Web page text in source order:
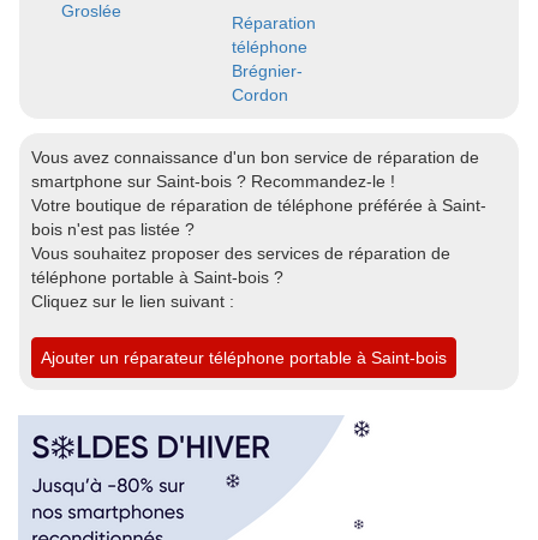
Groslée
Réparation
téléphone
Brégnier-
Cordon
Vous avez connaissance d'un bon service de réparation de
smartphone sur Saint-bois ? Recommandez-le !
Votre boutique de réparation de téléphone préférée à Saint-
bois n'est pas listée ?
Vous souhaitez proposer des services de réparation de
téléphone portable à Saint-bois ?
Cliquez sur le lien suivant :
Ajouter un réparateur téléphone portable à Saint-bois